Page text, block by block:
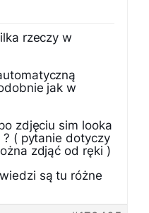
rzeczy w
jak w
zdjęciu sim looka
( pytanie dotyczy
zdjąć od ręki )
są tu różne